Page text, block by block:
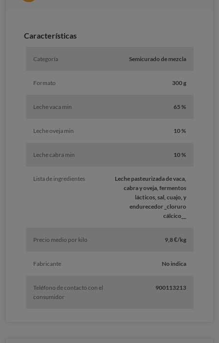
Características
Categoría Semicurado de mezcla
Formato 300 g
Leche vaca min 65 %
Leche oveja min 10 %
Leche cabra min 10 %
Lista de ingredientes
Leche pasteurizada de vaca,
cabra y oveja, fermentos
lácticos, sal, cuajo, y
endurecedor _cloruro
cálcico__
Precio medio por kilo 9,8 €/kg
Fabricante No indica
Teléfono de contacto con el
consumidor
900113213